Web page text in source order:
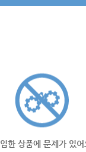
한 상품에 문제가 있어